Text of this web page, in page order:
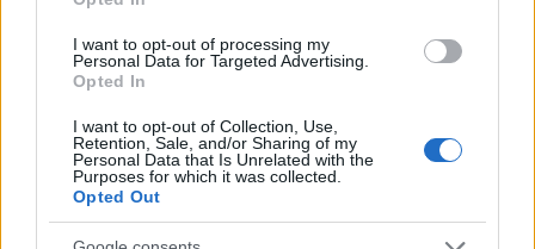
I want to opt-out of processing my
Personal Data for Targeted Advertising.
Opted In
I want to opt-out of Collection, Use,
Retention, Sale, and/or Sharing of my
Personal Data that Is Unrelated with the
Purposes for which it was collected.
Opted Out
kultikus musicalje a Sunset Boulevard, Glenn Close-
al a főszerepben, aki Norma Desmondként debütál a
West Enden.